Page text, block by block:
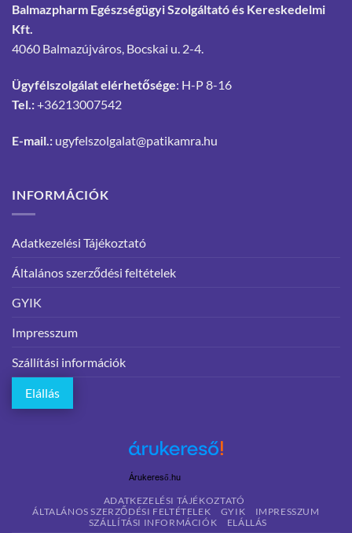
Balmazpharm Egészségügyi Szolgáltató és Kereskedelmi
Kft.
4060 Balmazújváros, Bocskai u. 2-4.
Ügyfélszolgálat elérhetősége: H-P 8-16
Tel.:+36213007542
E-mail.: ugyfelszolgalat@patikamra.hu
INFORMÁCIÓK
Adatkezelési Tájékoztató
Általános szerződési feltételek
GYIK
Impresszum
Szállítási információk
Elállás
Árukereső.hu
ADATKEZELÉSI TÁJÉKOZTATÓ
ÁLTALÁNOS SZERZŐDÉSI FELTÉTELEK
GYIK
IMPRESSZUM
SZÁLLÍTÁSI INFORMÁCIÓK
ELÁLLÁS